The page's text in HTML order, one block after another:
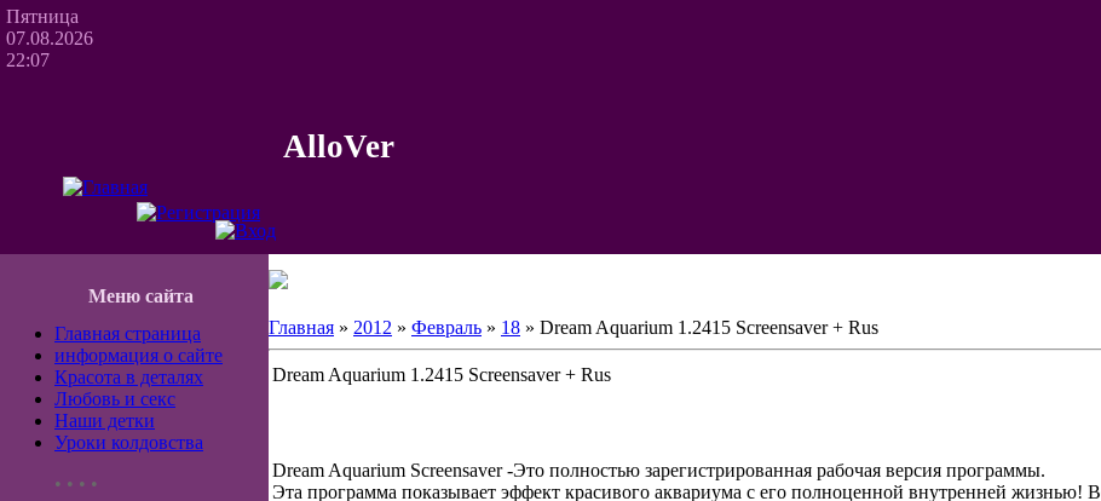
Пятница
07.08.2026
22:07
AlloVer
Меню сайта
Главная страница
информация о сайте
Красота в деталях
Любовь и секс
Наши детки
Уроки колдовства
• • • •
Главная » 2012 » Февраль » 18 » Dream Aquarium 1.2415 Screensaver + Rus
Dream Aquarium 1.2415 Screensaver + Rus
Dream Aquarium Screensaver -Это полностью зарегистрированная рабочая версия программы.
Эта программа показывает эффект красивого аквариума с его полноценной внутренней жизнью!